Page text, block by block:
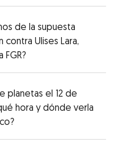
de la supuesta
contra Ulises Lara,
FGR?
planetas el 12 de
hora y dónde verla